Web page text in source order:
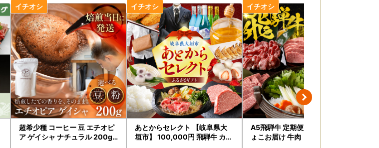
超希少種 コーヒー 豆 エチオピ
ア ゲイシャ ナチュラル 200g
あとからセレクト 【岐阜県大
垣市】 100,000円 飛騨牛 カタ
A5飛騨牛 定期便 5回 ちょこち
ょこお届け 牛肉｜ 定期便